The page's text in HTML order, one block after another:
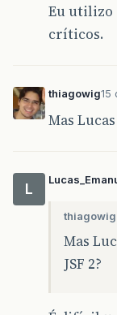
Eu utilizo
críticos.
thiagowig15
Mas
L
Mas
JSF 2?